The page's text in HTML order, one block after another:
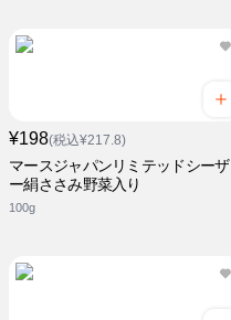
¥198(税込¥217.8)
マースジャパンリミテッドシーザ
ー絹ささみ野菜入り
100g